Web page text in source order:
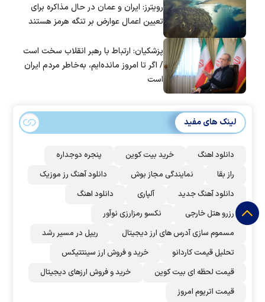
رویترز: ایران و عمان در حال مذاکره برای
تعیین اعمال عوارض بر تنگه هرمز هستند
پزشکیان: ارتباط با رهبر انقلاب سخت است
/ اگر تا امروز مانده‌ایم، به‌خاطر مردم ایران
است
لینک های مفید
دانلود اهنگ خرید بیت کوین
پنجره دوجداره
راز بقا
نمایندگی مجاز بوش
دانلود آهنگ رز‌ موزیک
دانلود آهنگ جدید
آلپاری
دانلود اهنگ
رزرو هتل خارجی
نکسو رمزارزی نوآور
مسموم سازی آدرس های ارز دیجیتال
ریپل در مسیر رشد
تحلیل قیمت کاردانو
خرید و فروش ارز سینتتیکس
قیمت لحظه ای بیت کوین
خرید و فروش ارزهای دیجیتال
قیمت اتریوم امروز